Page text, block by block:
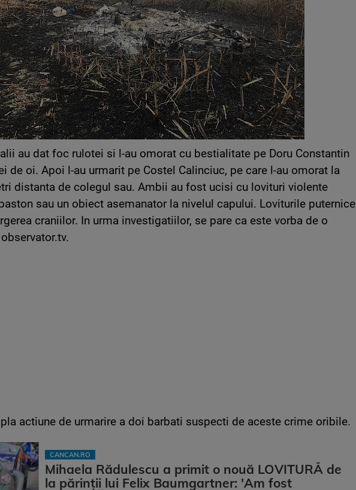
au dat foc rulotei si l-au omorat cu bestialitate pe Doru Constantin
de oi. Apoi l-au urmarit pe Costel Calinciuc, pe care l-au omorat la
distanta de colegul sau. Ambii au fost ucisi cu lovituri violente
sau un obiect asemanator la nivelul capului. Loviturile puternice
craniilor. In urma investigatiilor, se pare ca este vorba de o
actiune de urmarire a doi barbati suspecti de aceste crime oribile.
CANCAN.RO
Mihaela Rădulescu a primit o nouă LOVITURĂ de
la părinții lui Felix Baumgartner: 'Am fost